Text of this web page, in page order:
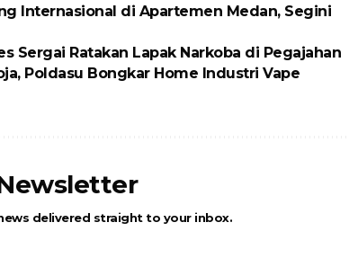
Internasional di Apartemen Medan, Segini
Sergai Ratakan Lapak Narkoba di Pegajahan
Poldasu Bongkar Home Industri Vape
delivered straight to your inbox.